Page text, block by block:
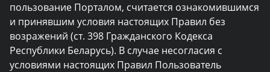
пользование Порталом, считается ознакомившимся
и принявшим условия настоящих Правил без
возражений (ст. 398 Гражданского Кодекса
Республики Беларусь). В случае несогласия с
условиями настоящих Правил Пользователь